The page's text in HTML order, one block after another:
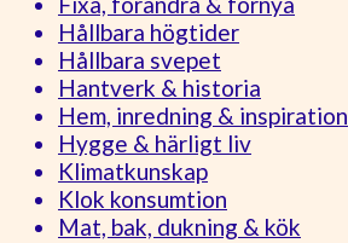
Hållbara högtider
Hållbara svepet
Hantverk & historia
Hem, inredning & inspiration
Hygge & härligt liv
Klimatkunskap
Klok konsumtion
Mat, bak, dukning & kök